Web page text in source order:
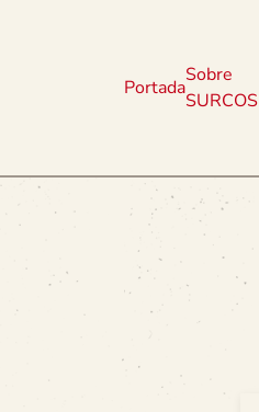
Portada
Sobre
SURCOS